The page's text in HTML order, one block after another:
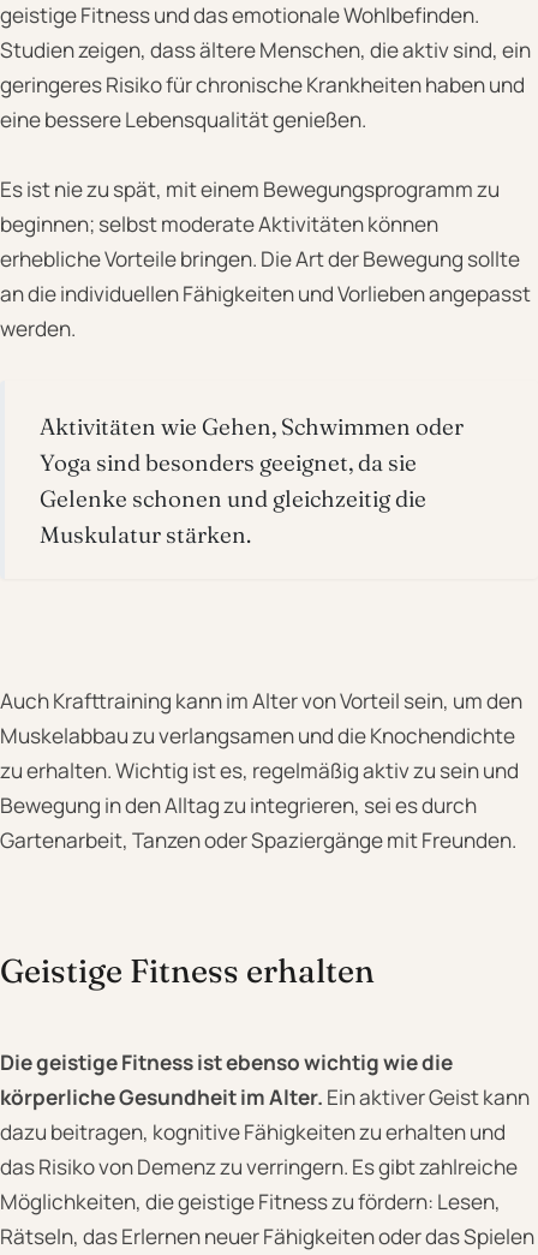
geistige Fitness und das emotionale Wohlbefinden.
Studien zeigen, dass ältere Menschen, die aktiv sind, ein
geringeres Risiko für chronische Krankheiten haben und
eine bessere Lebensqualität genießen.
Es ist nie zu spät, mit einem Bewegungsprogramm zu
beginnen; selbst moderate Aktivitäten können
erhebliche Vorteile bringen. Die Art der Bewegung sollte
an die individuellen Fähigkeiten und Vorlieben angepasst
werden.
Aktivitäten wie Gehen, Schwimmen oder
Yoga sind besonders geeignet, da sie
Gelenke schonen und gleichzeitig die
Muskulatur stärken.
Auch Krafttraining kann im Alter von Vorteil sein, um den
Muskelabbau zu verlangsamen und die Knochendichte
zu erhalten. Wichtig ist es, regelmäßig aktiv zu sein und
Bewegung in den Alltag zu integrieren, sei es durch
Gartenarbeit, Tanzen oder Spaziergänge mit Freunden.
Geistige Fitness erhalten
Die geistige Fitness ist ebenso wichtig wie die
körperliche Gesundheit im Alter. Ein aktiver Geist kann
dazu beitragen, kognitive Fähigkeiten zu erhalten und
das Risiko von Demenz zu verringern. Es gibt zahlreiche
Möglichkeiten, die geistige Fitness zu fördern: Lesen,
Rätseln, das Erlernen neuer Fähigkeiten oder das Spielen